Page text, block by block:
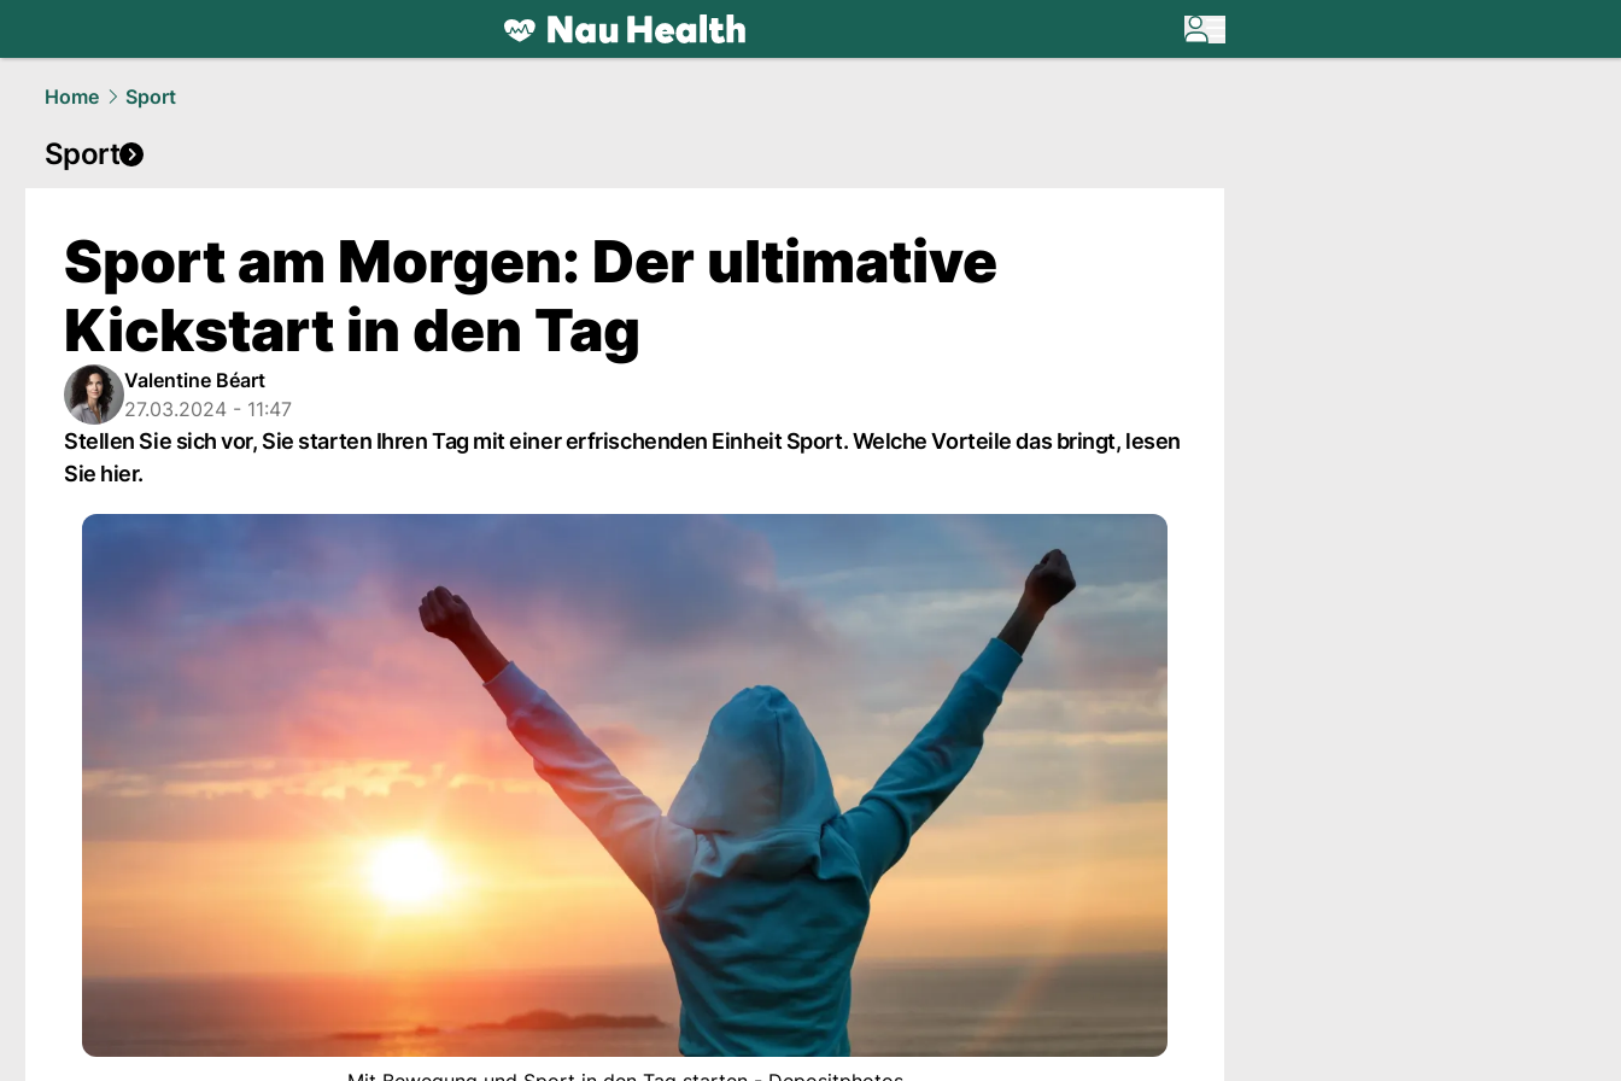
health.NAU.ch
Home
Sport
Sport
Sport am Morgen: Der ultimative
Kickstart in den Tag
Valentine Béart
27.03.2024 - 11:47
Stellen Sie sich vor, Sie starten Ihren Tag mit einer erfrischenden Einheit Sport. Welche Vorteile das bringt, lesen
Sie hier.